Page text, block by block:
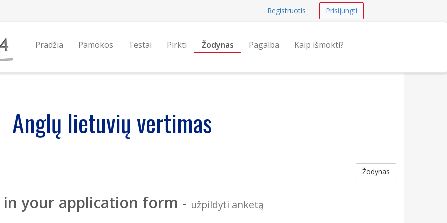
Registruotis Prisijungti
Pradžia Pamokos Testai Pirkti Žodynas Pagalba Kaip išmokti?
Anglų lietuvių vertimas
Žodynas
your application form - užpildyti anketą